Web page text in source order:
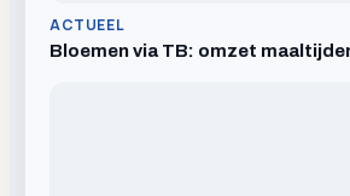
ACTUEEL
Bloemen via TB: omzet